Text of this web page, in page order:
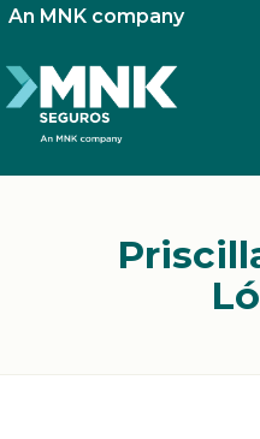
An MNK company